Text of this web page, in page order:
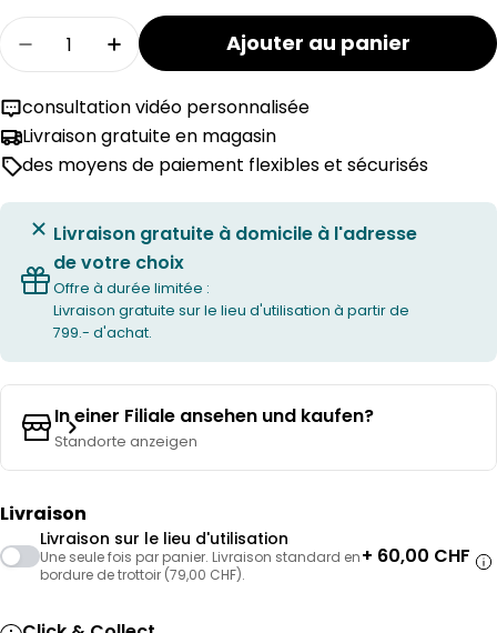
Quantité
Réduire la quantité pour le lit HASENA SELENA
Augmenter la quantité pour le lit
Ajouter au panier
consultation vidéo personnalisée
Livraison gratuite en magasin
des moyens de paiement flexibles et sécurisés
Livraison gratuite à domicile à l'adresse
de votre choix
Offre à durée limitée :
Livraison gratuite sur le lieu d'utilisation à partir de
799.- d'achat.
In einer Filiale ansehen und kaufen?
Standorte anzeigen
Livraison
Livraison sur le lieu d'utilisation
Une seule fois par panier. Livraison standard en
bordure de trottoir (79,00 CHF).
+ 60,00 CHF